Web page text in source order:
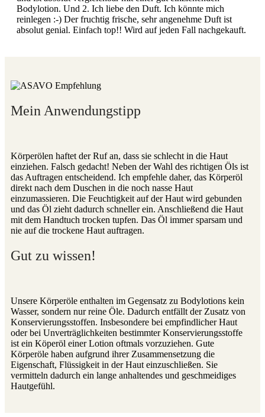
Bodylotion. Und 2. Ich liebe den Duft. Ich könnte mich
reinlegen :-) Der fruchtig frische, sehr angenehme Duft ist
absolut genial. Einfach top!! Wird auf jeden Fall nachgekauft.
Mein Anwendungstipp
Körperölen haftet der Ruf an, dass sie schlecht in die Haut
einziehen. Falsch gedacht! Neben der Wahl des richtigen Öls ist
das Auftragen entscheidend. Ich empfehle daher, das Körperöl
direkt nach dem Duschen in die noch nasse Haut
einzumassieren. Die Feuchtigkeit auf der Haut wird gebunden
und das Öl zieht dadurch schneller ein. Anschließend die Haut
mit dem Handtuch trocken tupfen. Das Öl immer sparsam und
nie auf die trockene Haut auftragen.
Gut zu wissen!
Unsere Körperöle enthalten im Gegensatz zu Bodylotions kein
Wasser, sondern nur reine Öle. Dadurch entfällt der Zusatz von
Konservierungsstoffen. Insbesondere bei empfindlicher Haut
oder bei Unverträglichkeiten bestimmter Konservierungsstoffe
ist ein Köperöl einer Lotion oftmals vorzuziehen. Gute
Körperöle haben aufgrund ihrer Zusammensetzung die
Eigenschaft, Flüssigkeit in der Haut einzuschließen. Sie
vermitteln dadurch ein lange anhaltendes und geschmeidiges
Hautgefühl.